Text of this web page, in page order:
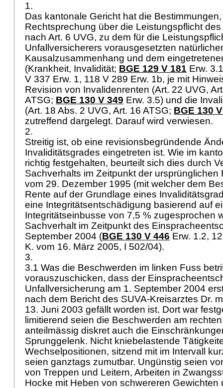
1.
Das kantonale Gericht hat die
Rechtsprechung über die Leistungspflicht
nach Art. 6 UVG, zu dem für die
Unfallversicherers vorausgesetzten
Kausalzusammenhang und dem
(Krankheit, Invalidität; BGE 129 V 181 Erw.
V 337 Erw. 1, 118 V 289 Erw. 1b, je mit
Revision von Invalidenrenten (Art. 22 UVG,
ATSG; BGE 130 V 349 Erw. 3.5) und die
(Art. 18 Abs. 2 UVG, Art. 16 ATSG; BGE 130
zutreffend dargelegt. Darauf wird verwiesen.
2.
Streitig ist, ob eine revisionsbegründende
Invaliditätsgrades eingetreten ist. Wie im
richtig festgehalten, beurteilt sich dies durch
Sachverhalts im Zeitpunkt der ursprünglichen
vom 29. Dezember 1995 (mit welcher dem
Rente auf der Grundlage eines
eine Integritätsentschädigung basierend auf
Integritätseinbusse von 7,5 % zugesprochen
Sachverhalt im Zeitpunkt des
September 2004 (BGE 130 V 446 Erw. 1.2,
K. vom 16. März 2005, I 502/04).
3.
3.1 Was die Beschwerden im linken Fuss
vorauszuschicken, dass der
Unfallversicherung am 1. September 2004
nach dem Bericht des SUVA-Kreisarztes Dr.
13. Juni 2003 gefällt worden ist. Dort war
limitierend seien die Beschwerden am
anteilmässig diskret auch die
Sprunggelenk. Nicht kniebelastende
Wechselpositionen, sitzend mit im Intervall
seien ganztags zumutbar. Ungünstig seien
von Treppen und Leitern, Arbeiten in
Hocke mit Heben von schwereren Gewichten